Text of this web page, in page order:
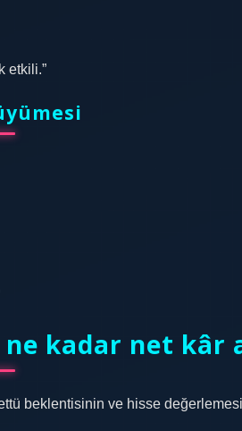
etkili.”
ne kadar net kâr
beklentisinin ve hisse